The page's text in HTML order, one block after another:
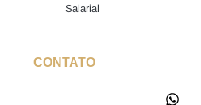
Salarial
CONTATO